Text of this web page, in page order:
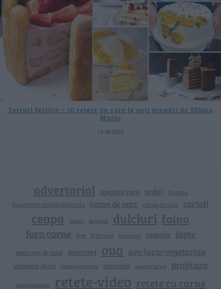
Torturi festive – 10 rețete pe care le poți pregăti de Sfânta
Maria
13.08.2025
advertorial aperitiv rece ardei branza
bucataria multiculturala carne de porc carne de vita cartofi
ceapa desert dovlecei dulciuri faina
fara carne free friptura fursecuri lamaie lapte
mancare de post morcovi oua ovo-lacto-vegetarian
patiserie dulce patiserie sarata patrunjel pentru iarna prajitura
reteta italiana retete-video retete cu carne